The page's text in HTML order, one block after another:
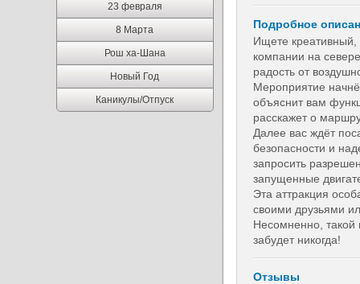
23 февраля
8 Марта
Рош ха-Шана
Новый Год
Каникулы/Отпуск
Подробное
Ищете креативный,
компании на
радость от
Мероприятие
объяснит вам
расскажет о
Далее вас ждёт
безопасности и
запросить
запущенные
Эта аттракция
своими друзьями
Несомненно, такой
забудет никогда!
Отзывы